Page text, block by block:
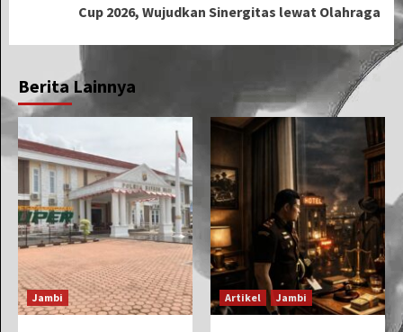
Cup 2026, Wujudkan Sinergitas lewat Olahraga
Berita Lainnya
Jambi Artikel Jambi